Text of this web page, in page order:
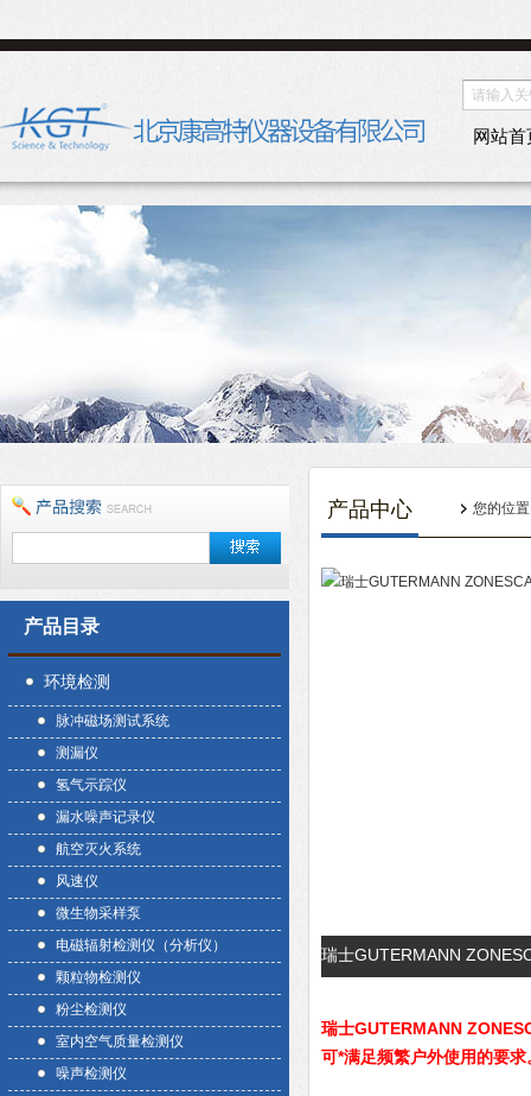
网站首
产品目录
环境检测
脉冲磁场测试系统
测漏仪
氢气示踪仪
漏水噪声记录仪
航空灭火系统
风速仪
微生物采样泵
电磁辐射检测仪（分析仪）
颗粒物检测仪
粉尘检测仪
室内空气质量检测仪
噪声检测仪
产品中心 您的位
瑞士GUTERMANN
瑞士GUTERMANN
可*满足频繁户外使用的要